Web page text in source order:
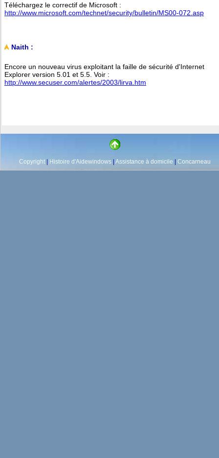
Téléchargez le correctif de Microsoft :
http://www.microsoft.com/technet/security/bulletin/MS00-072.asp
Naith :
Encore un nouveau virus exploitant la faille de sécurité d'Internet
Explorer version 5.01 et 5.5. Voir :
http://www.secuser.com/alertes/2003/lirva.htm
Copyright| Histoire d'Aidewindows Assistance à domicile Concarneau